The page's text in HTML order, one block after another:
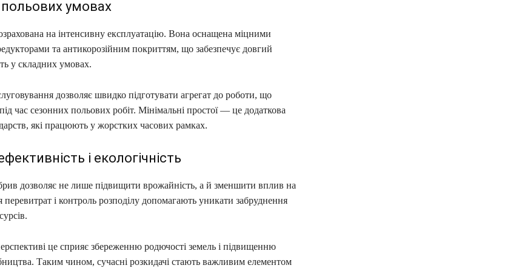
польових умовах
на інтенсивну експлуатацію. Вона оснащена міцними
та антикорозійним покриттям, що забезпечує довгий
у складних умовах.
дозволяє швидко підготувати агрегат до роботи, що
час сезонних польових робіт. Мінімальні простої — це додаткова
які працюють у жорстких часових рамках.
і екологічність
дозволяє не лише підвищити врожайність, а й зменшити вплив на
і контроль розподілу допомагають уникати забруднення
це сприяє збереженню родючості земель і підвищенню
Таким чином, сучасні розкидачі стають важливим елементом